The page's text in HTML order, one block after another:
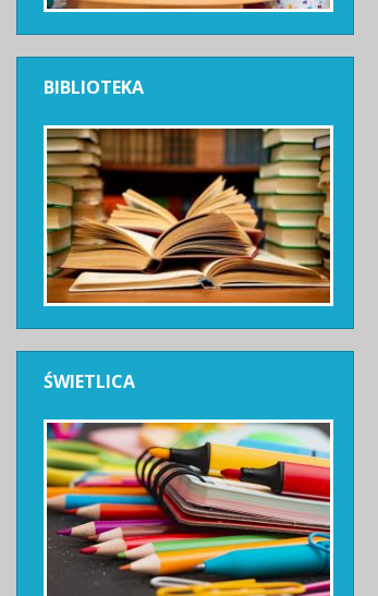
BIBLIOTEKA
ŚWIETLICA